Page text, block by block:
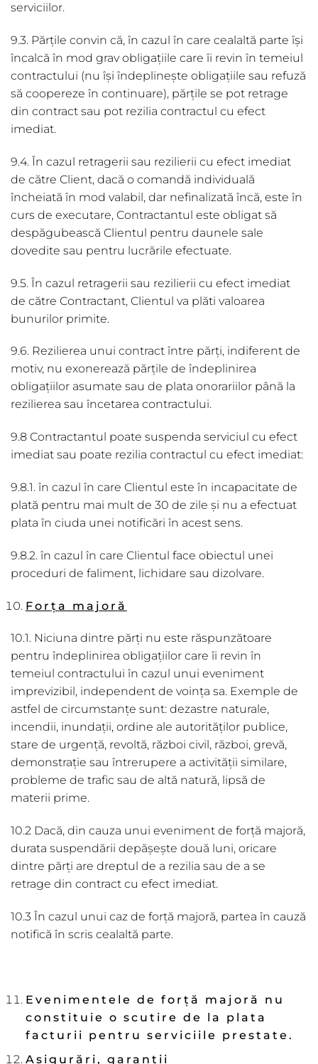
serviciilor.
9.3. Părțile convin că, în cazul în care cealaltă parte își
încalcă în mod grav obligațiile care îi revin în temeiul
contractului (nu își îndeplinește obligațiile sau refuză
să coopereze în continuare), părțile se pot retrage
din contract sau pot rezilia contractul cu efect
imediat.
9.4. În cazul retragerii sau rezilierii cu efect imediat
de către Client, dacă o comandă individuală
încheiată în mod valabil, dar nefinalizată încă, este în
curs de executare, Contractantul este obligat să
despăgubească Clientul pentru daunele sale
dovedite sau pentru lucrările efectuate.
9.5. În cazul retragerii sau rezilierii cu efect imediat
de către Contractant, Clientul va plăti valoarea
bunurilor primite.
9.6. Rezilierea unui contract între părți, indiferent de
motiv, nu exonerează părțile de îndeplinirea
obligațiilor asumate sau de plata onorariilor până la
rezilierea sau încetarea contractului.
9.8 Contractantul poate suspenda serviciul cu efect
imediat sau poate rezilia contractul cu efect imediat:
9.8.1. în cazul în care Clientul este în incapacitate de
plată pentru mai mult de 30 de zile și nu a efectuat
plata în ciuda unei notificări în acest sens.
9.8.2. în cazul în care Clientul face obiectul unei
proceduri de faliment, lichidare sau dizolvare.
For ţ a major ă
10.1. Niciuna dintre părți nu este răspunzătoare
pentru îndeplinirea obligațiilor care îi revin în
temeiul contractului în cazul unui eveniment
imprevizibil, independent de voința sa. Exemple de
astfel de circumstanțe sunt: dezastre naturale,
incendii, inundații, ordine ale autorităților publice,
stare de urgență, revoltă, război civil, război, grevă,
demonstrație sau întrerupere a activității similare,
probleme de trafic sau de altă natură, lipsă de
materii prime.
10.2 Dacă, din cauza unui eveniment de forţă majoră,
durata suspendării depășește două luni, oricare
dintre părți are dreptul de a rezilia sau de a se
retrage din contract cu efect imediat.
10.3 În cazul unui caz de forță majoră, partea în cauză
notifică în scris cealaltă parte.
Evenimentele de for ţă majoră
nu
constituie o scutire de la plata
facturii pentru serviciile prestate.
Asigur ă ri, garan ţ ii